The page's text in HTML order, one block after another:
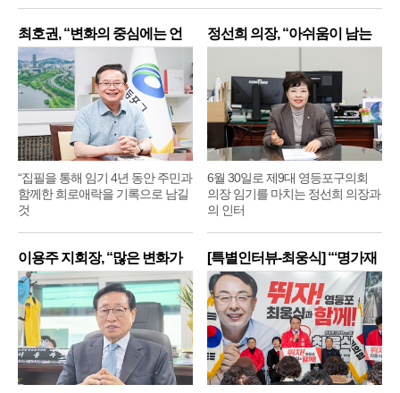
최호권, “변화의 중심에는 언
제
“집필을 통해 임기 4년 동안 주민과
함께한 희로애락을 기록으로 남길
것
정선희 의장, “아쉬움이 남는
6월 30일로 제9대 영등포구의회
의장 임기를 마치는 정선희 의장과
의 인터
이용주 지회장, “많은 변화가 [특별인터뷰-최웅식] “‘명가재